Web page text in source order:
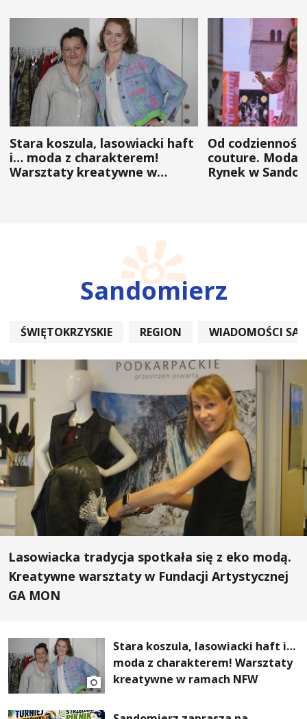
Stara koszula, lasowiacki haft
i… moda z charakterem!
Warsztaty kreatywne w
Od
couture. Moda
Rynek w
Sandomierz
ŚWIĘTOKRZYSKIE REGION WIADOMOŚCI
Lasowiacka tradycja spotkała się z eko modą.
Kreatywne warsztaty w Fundacji Artystycznej
GA MON
Stara koszula, lasowiacki haft i…
moda z charakterem! Warsztaty
kreatywne w ramach NFW